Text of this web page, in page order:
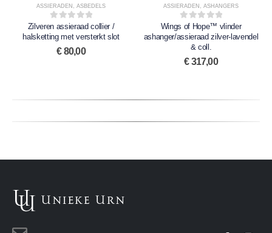
ASSIERADEN ASBEDELS
0out of 5
Zilveren assieraad collier /
halsketting met versterkt slot
€80,00
ASSIERADEN ASHANGERS
0 out of 5
Wings of Hope™ vlinder
ashanger/assieraad zilver-lavendel
& coll.
€317,00